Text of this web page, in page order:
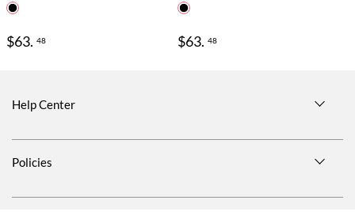
$63. 48 $63. 48
Help Center
Policies